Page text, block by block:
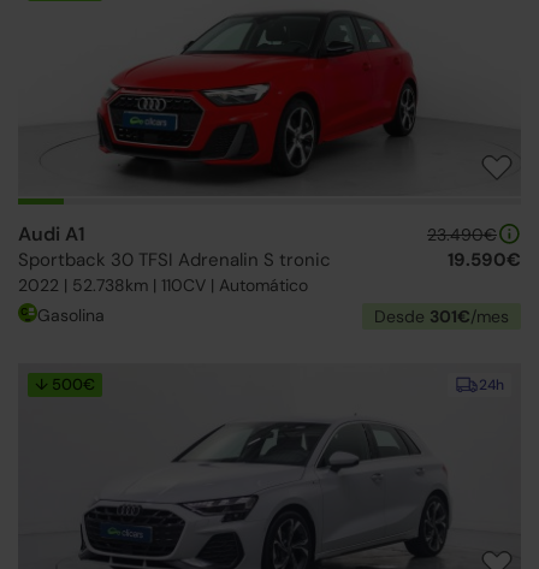
Audi A1
Sportback 30 TFSI Adrenalin S tronic
2022 | 52.738km | 110CV | Automático
23.490€
19.590€
Gasolina Desde 301€/mes
24h
↓ 500€